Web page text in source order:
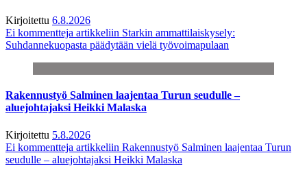
Kirjoitettu 6.8.2026
Ei kommentteja artikkeliin Starkin ammattilaiskysely:
Suhdannekuopasta päädytään vielä työvoimapulaan
Rakennustyö Salminen laajentaa Turun seudulle –
aluejohtajaksi Heikki Malaska
Kirjoitettu 5.8.2026
Ei kommentteja artikkeliin Rakennustyö Salminen laajentaa Turun
seudulle – aluejohtajaksi Heikki Malaska